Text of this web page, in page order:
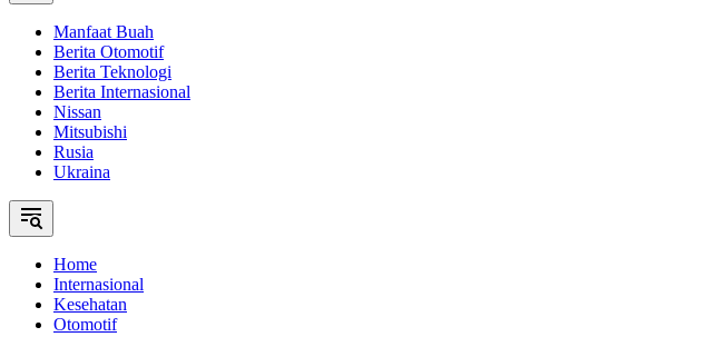
Manfaat Buah
Berita Otomotif
Berita Teknologi
Berita Internasional
Nissan
Mitsubishi
Rusia
Ukraina
Home
Internasional
Kesehatan
Otomotif